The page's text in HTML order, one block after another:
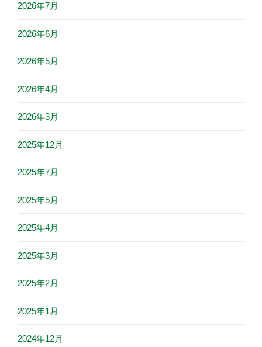
2026年7月
2026年6月
2026年5月
2026年4月
2026年3月
2025年12月
2025年7月
2025年5月
2025年4月
2025年3月
2025年2月
2025年1月
2024年12月